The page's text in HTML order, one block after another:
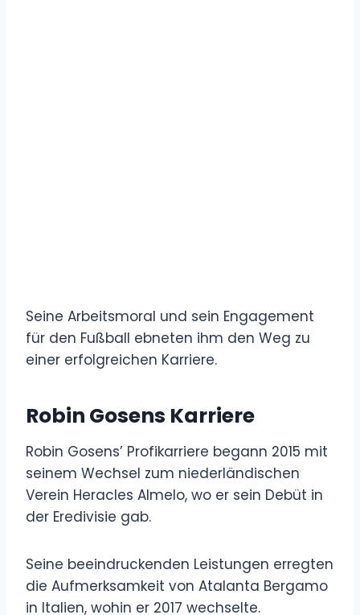
Seine Arbeitsmoral und sein Engagement
für den Fußball ebneten ihm den Weg zu
einer erfolgreichen Karriere.
Robin Gosens Karriere
Robin Gosens’ Profikarriere begann 2015 mit
seinem Wechsel zum niederländischen
Verein Heracles Almelo, wo er sein Debüt in
der Eredivisie gab.
Seine beeindruckenden Leistungen erregten
die Aufmerksamkeit von Atalanta Bergamo
in Italien, wohin er 2017 wechselte.